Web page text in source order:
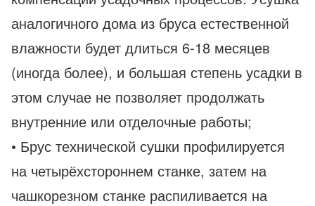
аналогичного дома из бруса естественной
влажности будет длиться 6-18 месяцев
(иногда более), и большая степень усадки в
этом случае не позволяет продолжать
внутренние или отделочные работы;
• Брус технической сушки профилируется
на четырёхстороннем станке, затем на
чашкорезном станке распиливается на